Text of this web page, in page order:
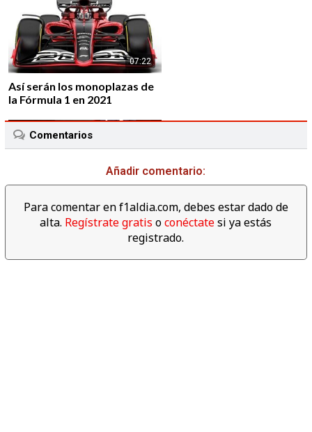
07:22
Así serán los monoplazas de
la Fórmula 1 en 2021
Alfa Romeo vuelve a la F1 de
la mano de Sauber F1 Team
Comentarios
Añadir comentario:
Para comentar en f1aldia.com, debes estar dado de
alta. Regístrate gratis oconéctatesi ya estás
registrado.